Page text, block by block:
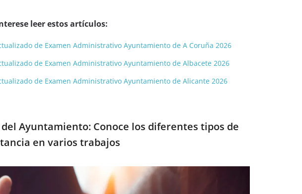
leer estos artículos:
de Examen Administrativo Ayuntamiento de A Coruña 2026
de Examen Administrativo Ayuntamiento de Albacete 2026
de Examen Administrativo Ayuntamiento de Alicante 2026
del Ayuntamiento: Conoce los diferentes tipos de
en varios trabajos